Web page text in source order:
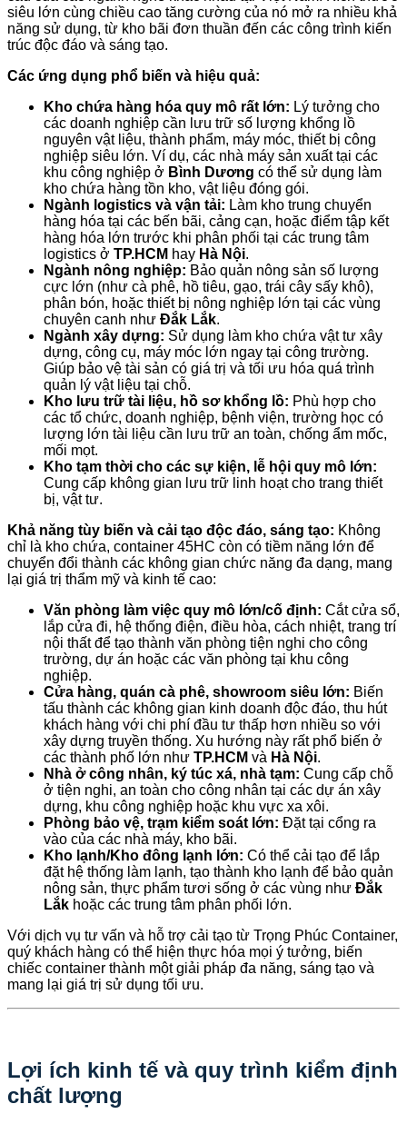
siêu lớn cùng chiều cao tăng cường của nó mở ra nhiều khả
năng sử dụng, từ kho bãi đơn thuần đến các công trình kiến
trúc độc đáo và sáng tạo.
Các ứng dụng phổ biến và hiệu quả:
Kho chứa hàng hóa quy mô rất lớn: Lý tưởng cho
các doanh nghiệp cần lưu trữ số lượng khổng lồ
nguyên vật liệu, thành phẩm, máy móc, thiết bị công
nghiệp siêu lớn. Ví dụ, các nhà máy sản xuất tại các
khu công nghiệp ở Bình Dương có thể sử dụng làm
kho chứa hàng tồn kho, vật liệu đóng gói.
Ngành logistics và vận tải: Làm kho trung chuyển
hàng hóa tại các bến bãi, cảng cạn, hoặc điểm tập kết
hàng hóa lớn trước khi phân phối tại các trung tâm
logistics ở TP.HCM hay Hà Nội.
Ngành nông nghiệp: Bảo quản nông sản số lượng
cực lớn (như cà phê, hồ tiêu, gạo, trái cây sấy khô),
phân bón, hoặc thiết bị nông nghiệp lớn tại các vùng
chuyên canh như Đắk Lắk.
Ngành xây dựng: Sử dụng làm kho chứa vật tư xây
dựng, công cụ, máy móc lớn ngay tại công trường.
Giúp bảo vệ tài sản có giá trị và tối ưu hóa quá trình
quản lý vật liệu tại chỗ.
Kho lưu trữ tài liệu, hồ sơ khổng lồ: Phù hợp cho
các tổ chức, doanh nghiệp, bệnh viện, trường học có
lượng lớn tài liệu cần lưu trữ an toàn, chống ẩm mốc,
mối mọt.
Kho tạm thời cho các sự kiện, lễ hội quy mô lớn:
Cung cấp không gian lưu trữ linh hoạt cho trang thiết
bị, vật tư.
Khả năng tùy biến và cải tạo độc đáo, sáng tạo: Không
chỉ là kho chứa, container 45HC còn có tiềm năng lớn để
chuyển đổi thành các không gian chức năng đa dạng, mang
lại giá trị thẩm mỹ và kinh tế cao:
Văn phòng làm việc quy mô lớn/cố định: Cắt cửa sổ,
lắp cửa đi, hệ thống điện, điều hòa, cách nhiệt, trang trí
nội thất để tạo thành văn phòng tiện nghi cho công
trường, dự án hoặc các văn phòng tại khu công
nghiệp.
Cửa hàng, quán cà phê, showroom siêu lớn: Biến
tấu thành các không gian kinh doanh độc đáo, thu hút
khách hàng với chi phí đầu tư thấp hơn nhiều so với
xây dựng truyền thống. Xu hướng này rất phổ biến ở
các thành phố lớn như TP.HCM và Hà Nội.
Nhà ở công nhân, ký túc xá, nhà tạm: Cung cấp chỗ
ở tiện nghi, an toàn cho công nhân tại các dự án xây
dựng, khu công nghiệp hoặc khu vực xa xôi.
Phòng bảo vệ, trạm kiểm soát lớn: Đặt tại cổng ra
vào của các nhà máy, kho bãi.
Kho lạnh/Kho đông lạnh lớn: Có thể cải tạo để lắp
đặt hệ thống làm lạnh, tạo thành kho lạnh để bảo quản
nông sản, thực phẩm tươi sống ở các vùng như Đắk
Lắk hoặc các trung tâm phân phối lớn.
Với dịch vụ tư vấn và hỗ trợ cải tạo từ Trọng Phúc Container,
quý khách hàng có thể hiện thực hóa mọi ý tưởng, biến
chiếc container thành một giải pháp đa năng, sáng tạo và
mang lại giá trị sử dụng tối ưu.
Lợi ích kinh tế và quy trình kiểm định
chất lượng